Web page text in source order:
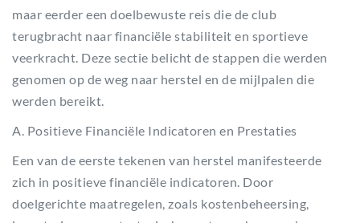
maar eerder een doelbewuste reis die de club
terugbracht naar financiële stabiliteit en sportieve
veerkracht. Deze sectie belicht de stappen die werden
genomen op de weg naar herstel en de mijlpalen die
werden bereikt.
A. Positieve Financiële Indicatoren en Prestaties
Een van de eerste tekenen van herstel manifesteerde
zich in positieve financiële indicatoren. Door
doelgerichte maatregelen, zoals kostenbeheersing,